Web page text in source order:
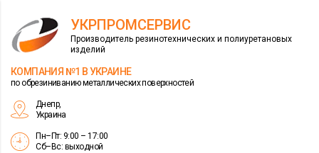
УКРПРОМСЕРВИС
Производитель резинотехнических и полиуретановых
изделий
КОМПАНИЯ №1 В УКРАИНЕ
по обрезиниванию металлических поверхностей
Днепр,
Украина
Пн–Пт: 9:00 – 17:00
Сб–Вс: выходной